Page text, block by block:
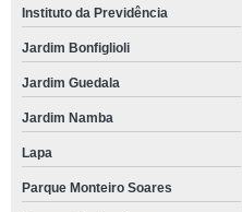
Instituto da Previdência
Jardim Bonfiglioli
Jardim Guedala
Jardim Namba
Lapa
Parque Monteiro Soares